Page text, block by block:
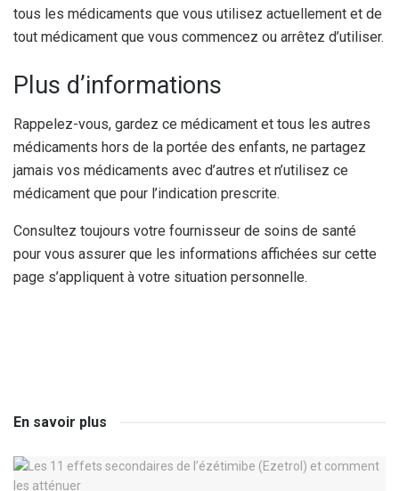
tous les médicaments que vous utilisez actuellement et de
tout médicament que vous commencez ou arrêtez d’utiliser.
Plus d’informations
Rappelez-vous, gardez ce médicament et tous les autres
médicaments hors de la portée des enfants, ne partagez
jamais vos médicaments avec d’autres et n’utilisez ce
médicament que pour l’indication prescrite.
Consultez toujours votre fournisseur de soins de santé
pour vous assurer que les informations affichées sur cette
page s’appliquent à votre situation personnelle.
En savoir plus